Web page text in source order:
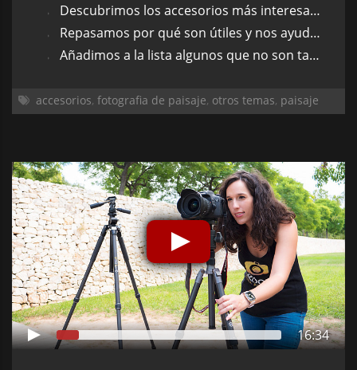
Descubrimos los accesorios más interesantes para este popular género
Repasamos por qué son útiles y nos ayudarán a mejorar nuestras fotos
Añadimos a la lista algunos que no son tan obvios, pero sí muy útiles
accesorios, fotografia de paisaje, otros temas, paisaje
16:34